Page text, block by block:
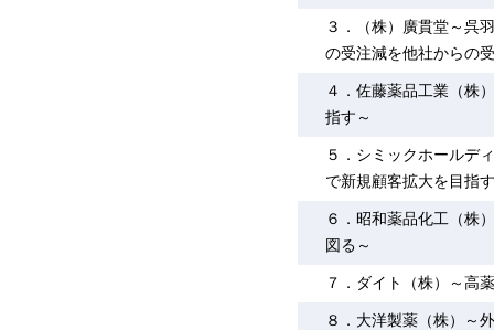
３．（株）廣貫堂～呉
の受注減を他社からの
４．佐藤薬品工業（株
指す～
５．シミックホールデ
で新規顧客拡大を目指
６．昭和薬品化工（株
図る～
７．ダイト（株）～高
８．大洋製薬（株）～